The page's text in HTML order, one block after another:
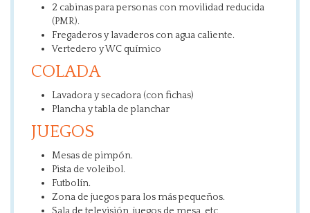
2 cabinas para personas con movilidad reducida
(PMR).
Fregaderos y lavaderos con agua caliente.
Vertedero y WC químico
COLADA
Lavadora y secadora (con fichas)
Plancha y tabla de planchar
JUEGOS
Mesas de pimpón.
Pista de voleibol.
Futbolín.
Zona de juegos para los más pequeños.